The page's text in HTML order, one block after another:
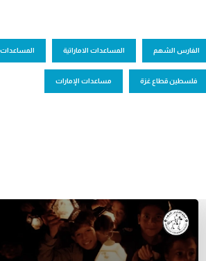
الفارس الشهم المساعدات الاماراتية المساعدات
فلسطين قطاع غزة مساعدات الإمارات